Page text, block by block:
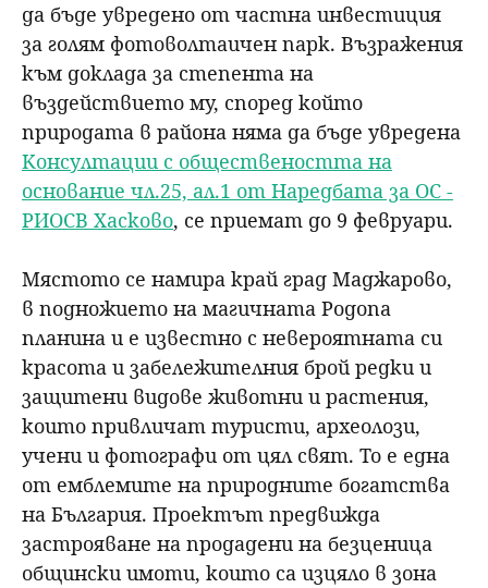
да бъде увредено от частна инвестиция
за голям фотоволтаичен парк. Възражения
към доклада за степента на
въздействието му, според който
природата в района няма да бъде увредена
Консултации с обществеността на
основание чл.25, ал.1 от Наредбата за ОС -
РИОСВ Хасково, се приемат до 9 февруари.
Мястото се намира край град Маджарово,
в подножието на магичната Родопа
планина и е известно с невероятната си
красота и забележителния брой редки и
защитени видове животни и растения,
които привличат туристи, археолози,
учени и фотографи от цял свят. То е една
от емблемите на природните богатства
на България. Проектът предвижда
застрояване на продадени на безценица
общински имоти, които са изцяло в зона